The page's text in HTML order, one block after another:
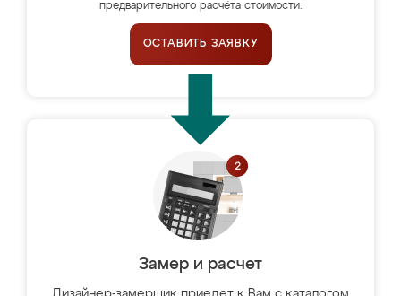
предварительного расчёта стоимости.
ОСТАВИТЬ ЗАЯВКУ
Замер и расчет